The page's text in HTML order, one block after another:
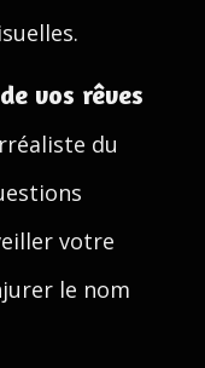
vos rêves
du
votre
le nom